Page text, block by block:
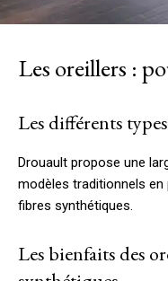
Les oreillers :
Les différents
Drouault propose une
modèles traditionnels
fibres synthétiques.
Les bienfaits des